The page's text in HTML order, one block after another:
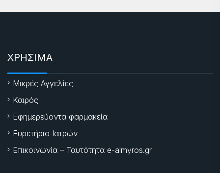
ΧΡΗΣΙΜΑ
Μικρές Αγγελίες
Καιρός
Εφημερεύοντα φαρμακεία
Ευρετήριο Ιατρών
Επικοινωνία – Ταυτότητα e-almyros.gr